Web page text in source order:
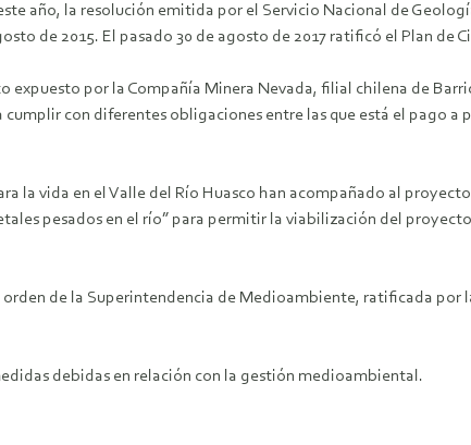
año, la resolución emitida por el Servicio Nacional de
de 2015. El pasado 30 de agosto de 2017 ratificó el Plan de
expuesto por la Compañía Minera Nevada, filial chilena de
con diferentes obligaciones entre las que está el pago a
la vida en el Valle del Río Huasco han acompañado al
pesados en el río” para permitir la viabilización del
de la Superintendencia de Medioambiente, ratificada por
debidas en relación con la gestión medioambiental.